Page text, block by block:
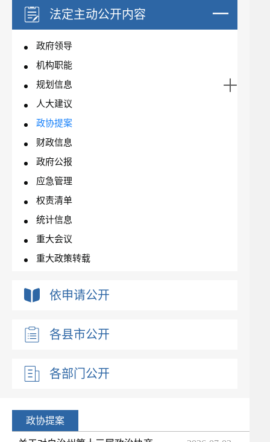
法定主动公开内容
政府领导
机构职能
规划信息
人大建议
政协提案
财政信息
政府公报
应急管理
权责清单
统计信息
重大会议
重大政策转载
新闻发布会
优化营商环境
涉企收费
政府网站工作报表
人事信息及公务员招考
依申请公开
各县市公开
各部门公开
政协提案